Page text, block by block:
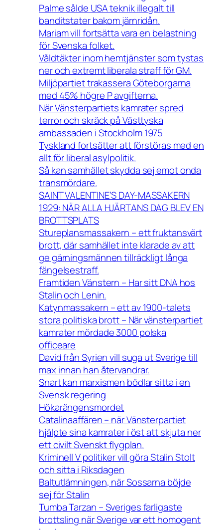
Palme sålde USA teknik illegalt till
banditstater bakom järnridån.
Mariam vill fortsätta vara en belastning
för Svenska folket.
Våldtäkter inom hemtjänster som tystas
ner och extremt liberala straff för GM.
Miljöpartiet trakassera Göteborgarna
med 45% högre P avgifterna.
När Vänsterpartiets kamrater spred
terror och skräck på Västtyska
ambassaden i Stockholm 1975
Tyskland fortsätter att förstöras med en
allt för liberal asylpolitik.
Så kan samhället skydda sej emot onda
transmördare.
SAINT VALENTINE’S DAY-MASSAKERN
1929: NÄR ALLA HJÄRTANS DAG BLEV EN
BROTTSPLATS
Stureplansmassakern – ett fruktansvärt
brott, där samhället inte klarade av att
ge gärningsmännen tillräckligt långa
fängelsestraff.
Framtiden Vänstern – Har sitt DNA hos
Stalin och Lenin.
Katynmassakern – ett av 1900-talets
stora politiska brott – När vänsterpartiet
kamrater mördade 3000 polska
officeare
David från Syrien vill suga ut Sverige till
max innan han återvandrar.
Snart kan marxismen bödlar sitta i en
Svensk regering
Hökarängensmordet
Catalinaaffären – när Vänsterpartiet
hjälpte sina kamrater i öst att skjuta ner
ett civilt Svenskt flygplan.
Kriminell V politiker vill göra Stalin Stolt
och sitta i Riksdagen
Baltutlämningen, när Sossarna böjde
sej för Stalin
Tumba Tarzan – Sveriges farligaste
brottsling när Sverige var ett homogent